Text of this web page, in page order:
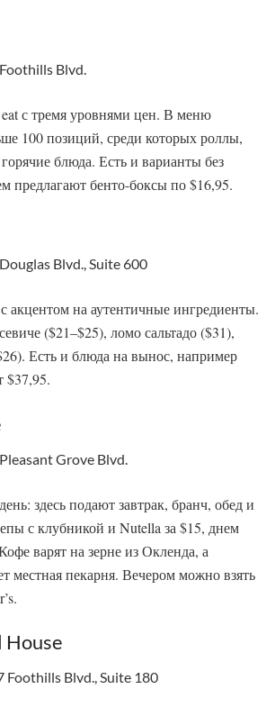
Blvd.
с тремя уровнями цен. В меню
100 позиций, среди которых роллы,
блюда. Есть и варианты без
предлагают бенто-боксы по $16,95.
Blvd., Suite 600
акцентом на аутентичные ингредиенты.
($21–$25), ломо сальтадо ($31),
Есть и блюда на вынос, например
$37,95.
Grove Blvd.
здесь подают завтрак, бранч, обед и
с клубникой и Nutella за $15, днем
варят на зерне из Окленда, а
местная пекарня. Вечером можно взять
House
Foothills Blvd., Suite 180